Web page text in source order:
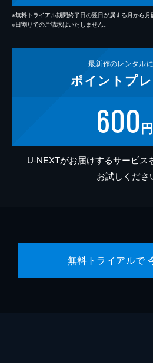
※無料トライアル期間終了日の翌日が属する月から月
※日割りでのご請求はいたしません。
最新作のレンタル
ポイント プ
600
U-NEXTがお届けするサービス
お試しくださ
無料トライアルで